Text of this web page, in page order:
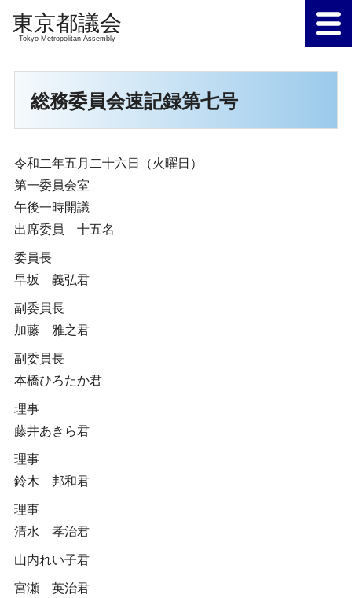
Tokyo Metropolitan Assembly
総務委員会速記録第七号
令和二年五月二十六日（火曜日）
第一委員会室
午後一時開議
出席委員 十五名
委員長
早坂 義弘君
副委員長
加藤 雅之君
副委員長
本橋ひろたか君
理事
藤井あきら君
理事
鈴木 邦和君
理事
清水 孝治君
山内れい子君
宮瀬 英治君